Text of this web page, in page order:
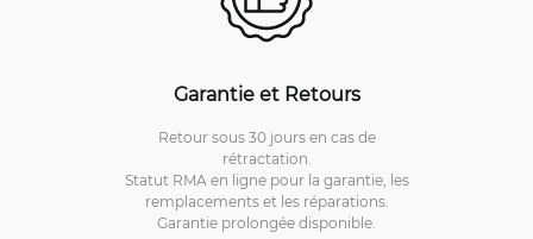
Garantie et Retours
Retour sous 30 jours en cas de
rétractation.
Statut RMA en ligne pour la garantie, les
remplacements et les réparations.
Garantie prolongée disponible.